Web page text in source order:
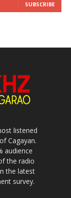
SUBSCRIBE
listened
Cagayan.
audience
the radio
the latest
survey.